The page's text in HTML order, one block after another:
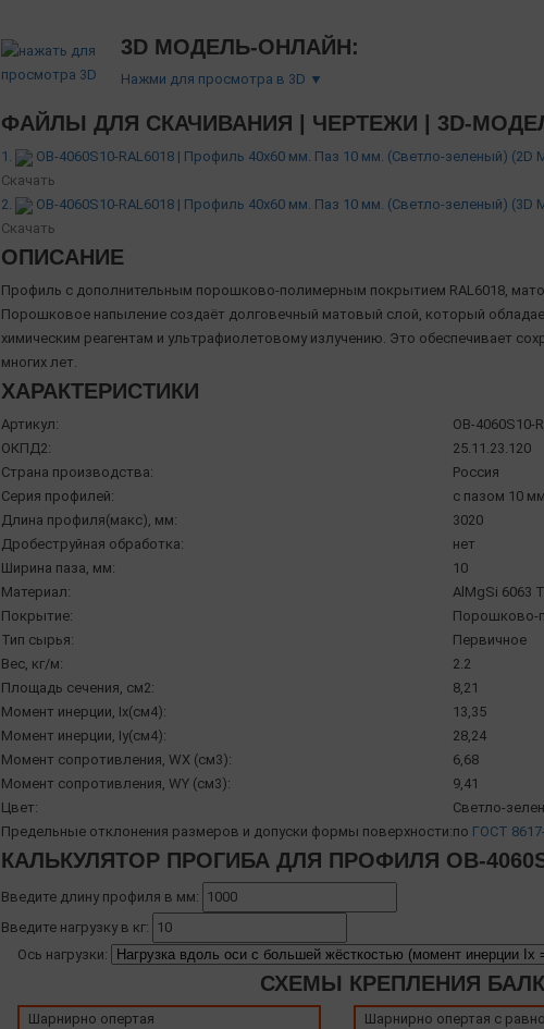
3D МОДЕЛЬ-ОНЛАЙН:
Нажми для просмотра в 3D ▼
ФАЙЛЫ ДЛЯ СКАЧИВАНИЯ | ЧЕРТЕЖИ | 3D-
1.
OB-4060S10-RAL6018 | Профиль 40х60 мм. Паз 10 мм. (Светло-зеленый) (2D
Скачать
2.
OB-4060S10-RAL6018 | Профиль 40х60 мм. Паз 10 мм. (Светло-зеленый) (3D
Скачать
ОПИСАНИЕ
Профиль с дополнительным порошково-полимерным покрытием RAL6018,
Порошковое напыление создаёт долговечный матовый слой, который
химическим реагентам и ультрафиолетовому излучению. Это обеспечивает
многих лет.
ХАРАКТЕРИСТИКИ
Артикул:
OB-4060S10-
ОКПД2:
25.11.23.120
Страна производства:
Россия
Серия профилей:
с пазом 10
Длина профиля(макс), мм:
3020
Дробеструйная обработка:
нет
Ширина паза, мм:
10
Материал:
AlMgSi 6063
Покрытие:
Порошково-
Тип сырья:
Первичное
Вес, кг/м:
2.2
Площадь сечения, см2:
8,21
Момент инерции, Ix(см4):
13,35
Момент инерции, Iy(см4):
28,24
Момент сопротивления, WX (см3):
6,68
Момент сопротивления, WY (см3):
9,41
Цвет:
Светло-
Предельные отклонения размеров и допуски формы поверхности:по ГОСТ
КАЛЬКУЛЯТОР ПРОГИБА ДЛЯ ПРОФИЛЯ OB-
Введите длину профиля в мм:
Введите нагрузку в кг:
Ось нагрузки:
СХЕМЫ КРЕПЛЕНИЯ
Шарнирно опертая
Шарнирно опертая с равно